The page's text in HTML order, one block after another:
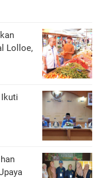
Lolloe,